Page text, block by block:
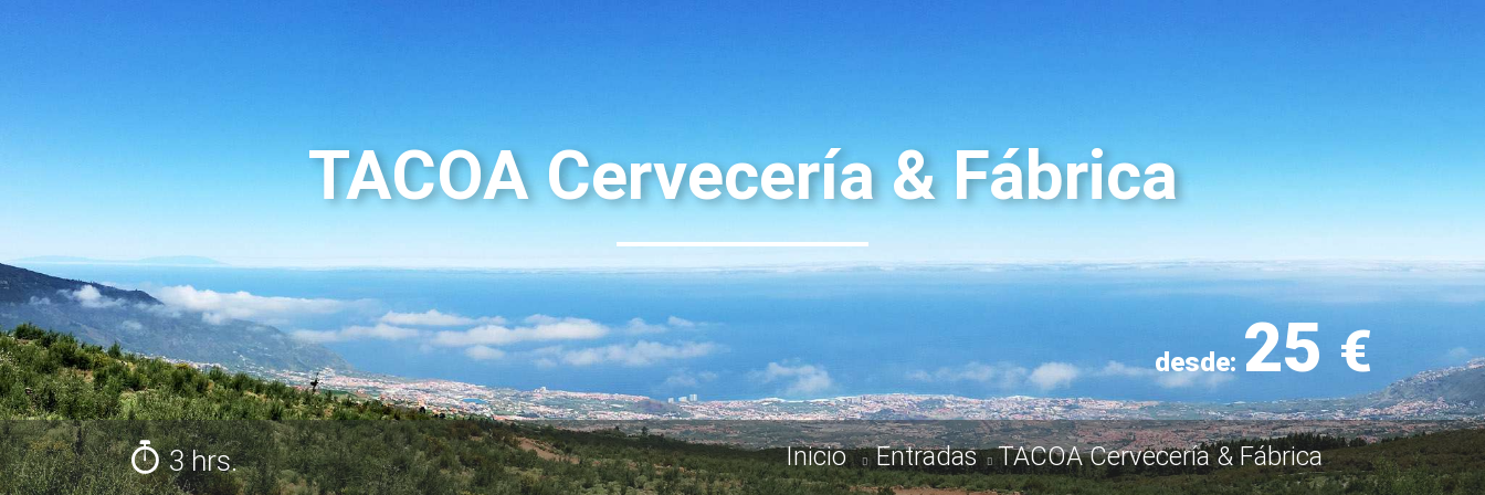
TACOA Cervecería & Fábrica
desde: 25 €
3 hrs. Inicio Entradas TACOA Cervecería & Fábrica